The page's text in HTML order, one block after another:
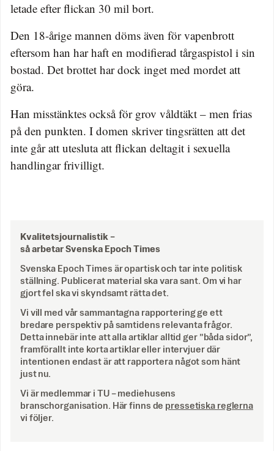
letade efter flickan 30 mil bort.
Den 18-årige mannen döms även för vapenbrott
eftersom han har haft en modifierad tårgaspistol i sin
bostad. Det brottet har dock inget med mordet att
göra.
Han misstänktes också för grov våldtäkt – men frias
på den punkten. I domen skriver tingsrätten att det
inte går att utesluta att flickan deltagit i sexuella
handlingar frivilligt.
Kvalitetsjournalistik –
så arbetar Svenska Epoch Times
Svenska Epoch Times är opartisk och tar inte politisk
ställning. Publicerat material ska vara sant. Om vi har
gjort fel ska vi skyndsamt rätta det.
Vi vill med vår sammantagna rapportering ge ett
bredare perspektiv på samtidens relevanta frågor.
Detta innebär inte att alla artiklar alltid ger ”båda sidor”,
framförallt inte korta artiklar eller intervjuer där
intentionen endast är att rapportera något som hänt
just nu.
Vi är medlemmar i TU – mediehusens
branschorganisation. Här finns de pressetiska reglerna
vi följer.